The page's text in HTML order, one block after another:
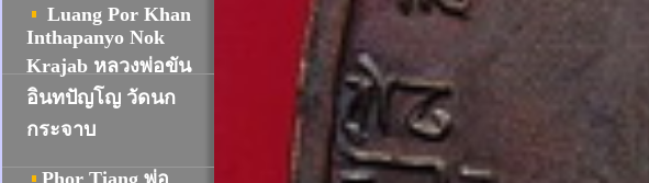
Luang Por Khan
Inthapanyo Nok
Krajab หลวงพ่อขัน
อินทปัญโญ วัดนก
กระจาบ
Phor Tiang พ่อ